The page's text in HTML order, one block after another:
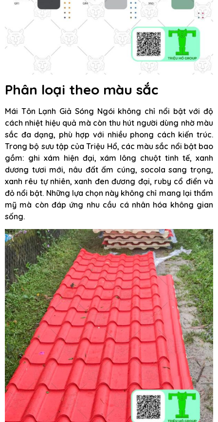
Phân loại theo màu sắc
Mái Tôn Lạnh Giả Sóng Ngói không chỉ nổi bật với độ
cách nhiệt hiệu quả mà còn thu hút người dùng nhờ màu
sắc đa dạng, phù hợp với nhiều phong cách kiến trúc.
Trong bộ sưu tập của Triệu Hổ, các màu sắc nổi bật bao
gồm: ghi xám hiện đại, xám lông chuột tinh tế, xanh
dương tươi mới, nâu đất ấm cúng, socola sang trọng,
xanh rêu tự nhiên, xanh đen đương đại, ruby cổ điển và
đỏ nổi bật. Những lựa chọn này không chỉ mang lại thẩm
mỹ mà còn đáp ứng nhu cầu cá nhân hóa không gian
sống.